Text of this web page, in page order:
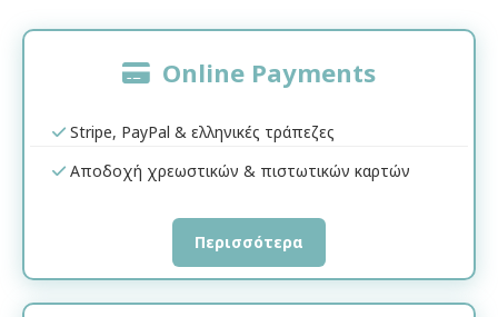
Online Payments
Stripe, PayPal & ελληνικές τράπεζες
Αποδοχή χρεωστικών & πιστωτικών καρτών
Περισσότερα